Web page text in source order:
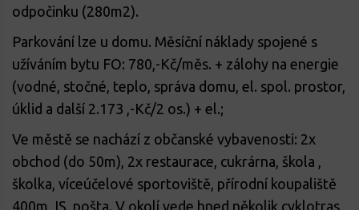
odpočinku (280m2).
Parkování lze u domu. Měsíční náklady spojené s
užíváním bytu FO: 780,-Kč/měs. + zálohy na energie
(vodné, stočné, teplo, správa domu, el. spol. prostor,
úklid a další 2.173 ,-Kč/2 os.) + el.;
Ve městě se nachází z občanské vybavenosti: 2x
obchod (do 50m), 2x restaurace, cukrárna, škola ,
školka, víceúčelové sportoviště, přírodní koupaliště
400m, IS, pošta. V okolí vede hned několik cyklotras,